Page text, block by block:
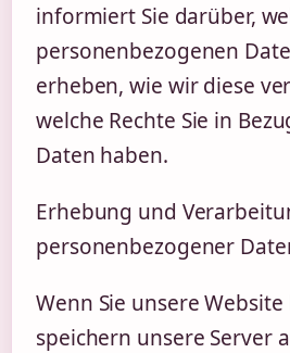
informiert Sie darüber,
personenbezogenen
erheben, wie wir diese
welche Rechte Sie in
Daten haben.
Erhebung und
personenbezogener
Wenn Sie unsere
speichern unsere Server